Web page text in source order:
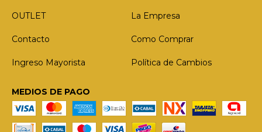
OUTLET La Empresa
Contacto Como Comprar
Ingreso Mayorista Política de Cambios
MEDIOS DE PAGO